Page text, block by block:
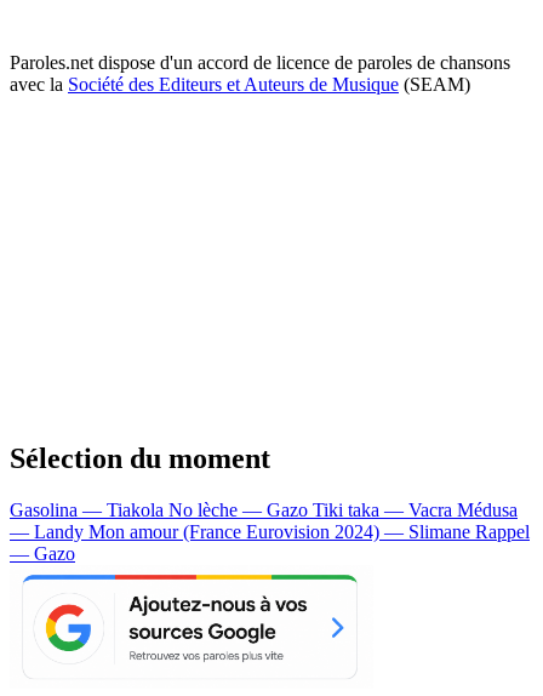
Paroles.net dispose d'un accord de licence de paroles de chansons
avec la Société des Editeurs et Auteurs de Musique (SEAM)
Sélection du moment
Gasolina — Tiakola No lèche — Gazo Tiki taka — Vacra Médusa
— Landy Mon amour (France Eurovision 2024) — Slimane Rappel
— Gazo